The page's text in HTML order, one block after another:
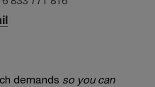
demands so you can